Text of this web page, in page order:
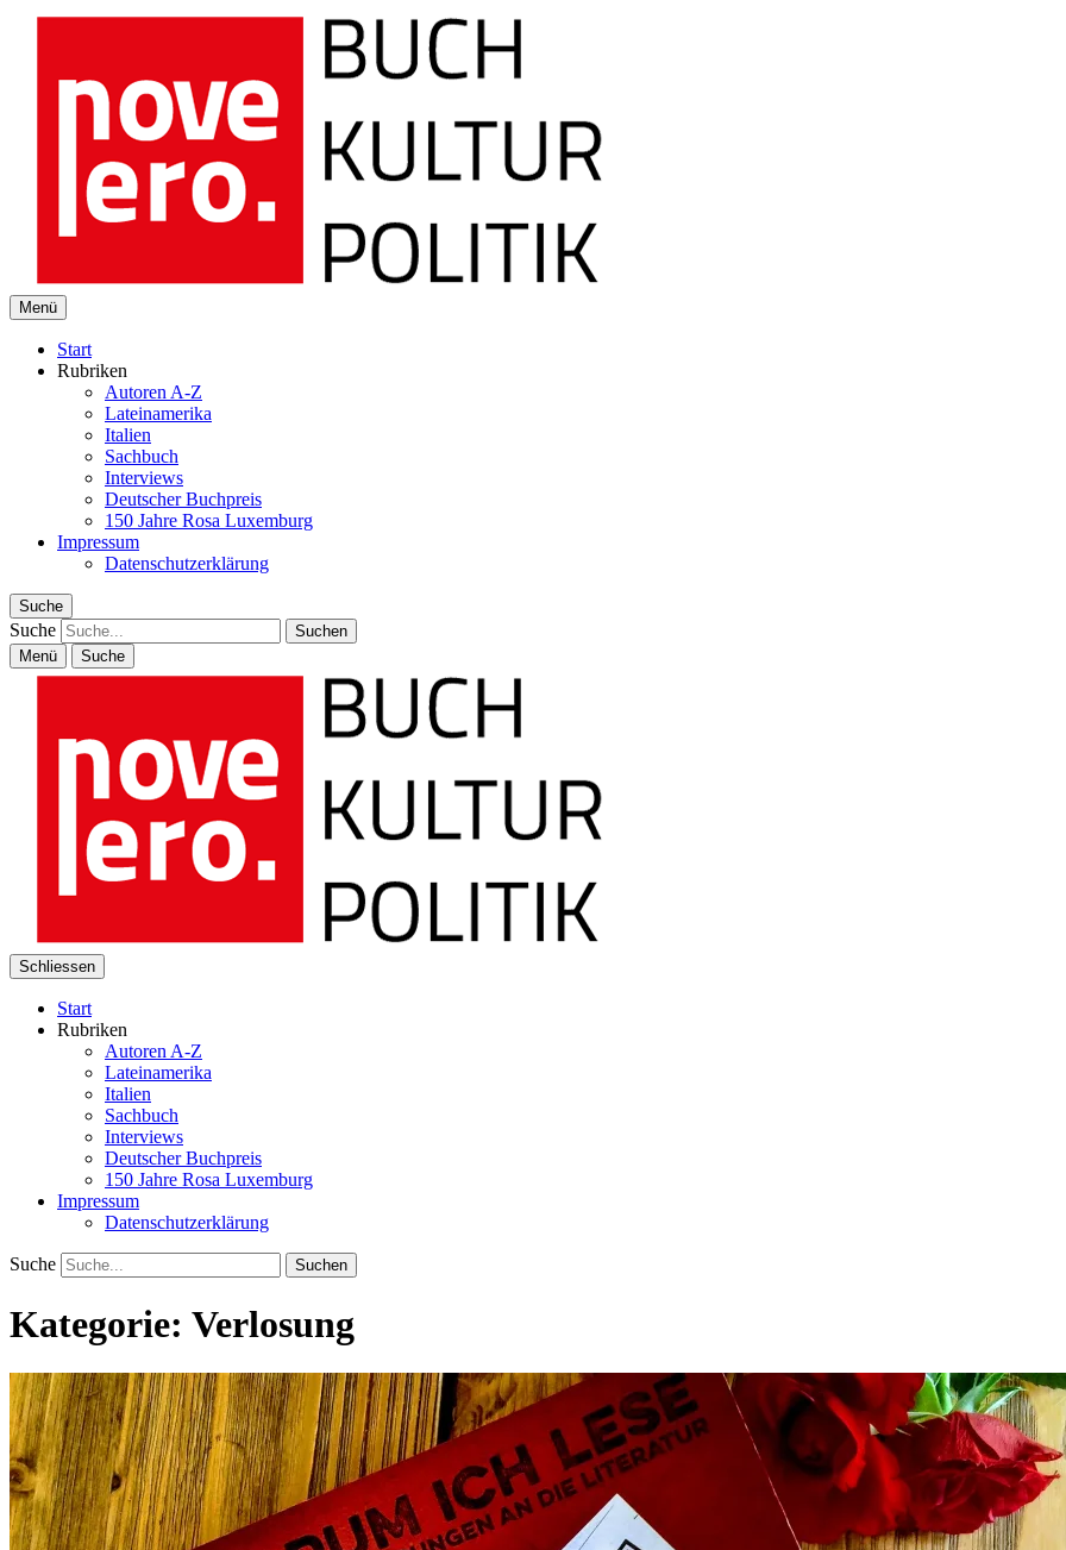
Buch Kultur Politik
Menü
Start
Rubriken
Autoren A-Z
Lateinamerika
Italien
Sachbuch
Interviews
Deutscher Buchpreis
150 Jahre Rosa Luxemburg
Impressum
Datenschutzerklärung
Suche
Suche
Menü Suche
Schliessen
Start
Rubriken
Autoren A-Z
Lateinamerika
Italien
Sachbuch
Interviews
Deutscher Buchpreis
150 Jahre Rosa Luxemburg
Impressum
Datenschutzerklärung
Suche
Kategorie: Verlosung